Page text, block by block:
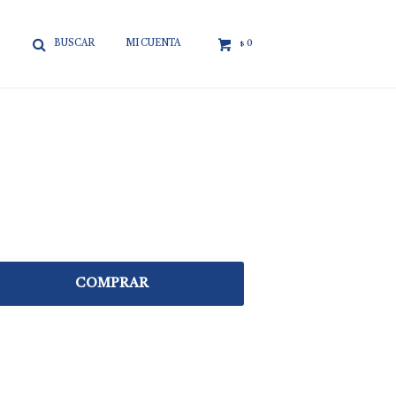
$ 0
COMPRAR